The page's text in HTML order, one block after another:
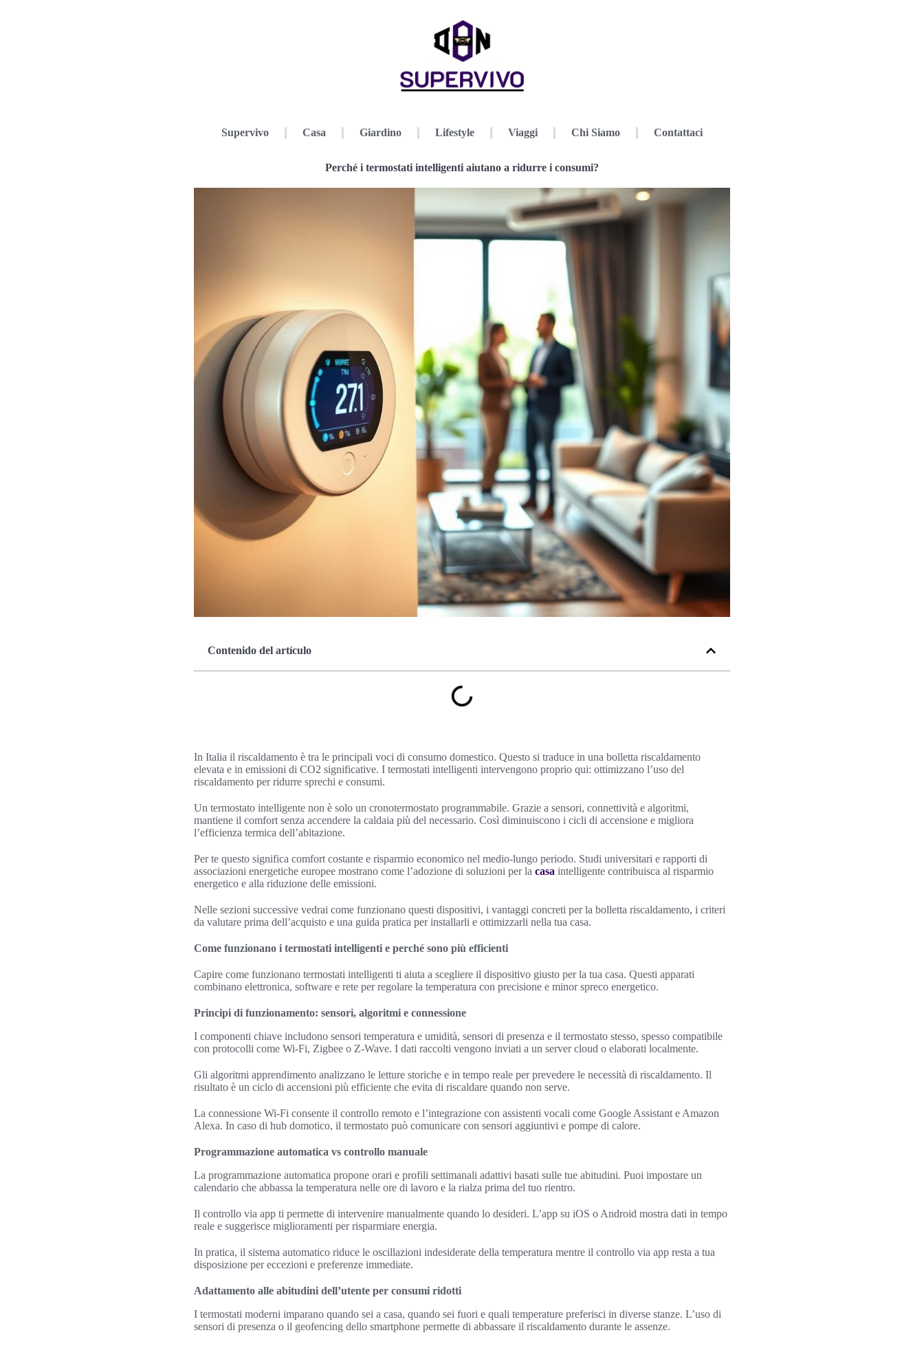
Supervivo Casa Giardino Lifestyle Viaggi Chi Siamo Contattaci
Perché i termostati intelligenti aiutano a ridurre i consumi?
Contenido del artículo
In Italia il riscaldamento è tra le principali voci di consumo domestico. Questo si traduce in una bolletta riscaldamento
elevata e in emissioni di CO2 significative. I termostati intelligenti intervengono proprio qui: ottimizzano l’uso del
riscaldamento per ridurre sprechi e consumi.
Un termostato intelligente non è solo un cronotermostato programmabile. Grazie a sensori, connettività e algoritmi,
mantiene il comfort senza accendere la caldaia più del necessario. Così diminuiscono i cicli di accensione e migliora
l’efficienza termica dell’abitazione.
Per te questo significa comfort costante e risparmio economico nel medio-lungo periodo. Studi universitari e rapporti di
associazioni energetiche europee mostrano come l’adozione di soluzioni per la casa intelligente contribuisca al risparmio
energetico e alla riduzione delle emissioni.
Nelle sezioni successive vedrai come funzionano questi dispositivi, i vantaggi concreti per la bolletta riscaldamento, i criteri
da valutare prima dell’acquisto e una guida pratica per installarli e ottimizzarli nella tua casa.
Come funzionano i termostati intelligenti e perché sono più efficienti
Capire come funzionano termostati intelligenti ti aiuta a scegliere il dispositivo giusto per la tua casa. Questi apparati
combinano elettronica, software e rete per regolare la temperatura con precisione e minor spreco energetico.
Principi di funzionamento: sensori, algoritmi e connessione
I componenti chiave includono sensori temperatura e umidità, sensori di presenza e il termostato stesso, spesso compatibile
con protocolli come Wi‑Fi, Zigbee o Z‑Wave. I dati raccolti vengono inviati a un server cloud o elaborati localmente.
Gli algoritmi apprendimento analizzano le letture storiche e in tempo reale per prevedere le necessità di riscaldamento. Il
risultato è un ciclo di accensioni più efficiente che evita di riscaldare quando non serve.
La connessione Wi‑Fi consente il controllo remoto e l’integrazione con assistenti vocali come Google Assistant e Amazon
Alexa. In caso di hub domotico, il termostato può comunicare con sensori aggiuntivi e pompe di calore.
Programmazione automatica vs controllo manuale
La programmazione automatica propone orari e profili settimanali adattivi basati sulle tue abitudini. Puoi impostare un
calendario che abbassa la temperatura nelle ore di lavoro e la rialza prima del tuo rientro.
Il controllo via app ti permette di intervenire manualmente quando lo desideri. L’app su iOS o Android mostra dati in tempo
reale e suggerisce miglioramenti per risparmiare energia.
In pratica, il sistema automatico riduce le oscillazioni indesiderate della temperatura mentre il controllo via app resta a tua
disposizione per eccezioni e preferenze immediate.
Adattamento alle abitudini dell’utente per consumi ridotti
I termostati moderni imparano quando sei a casa, quando sei fuori e quali temperature preferisci in diverse stanze. L’uso di
sensori di presenza o il geofencing dello smartphone permette di abbassare il riscaldamento durante le assenze.